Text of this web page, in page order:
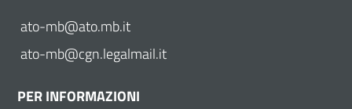
ato-mb@ato.mb.it
ato-mb@cgn.legalmail.it
PER INFORMAZIONI